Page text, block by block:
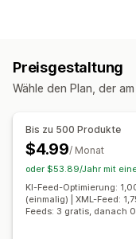
Feedübersetzung
Benutzerdefinierte
Bestellverwaltung
Fulfillment an
Einheitliches
Benutzerdefinierte
KI-Zuordnung
Benutzerdefinierte
Mehrere Währungen
Synchronisierung von
Feed-Management
Preisgestaltung
Wähle den Plan, der
Bis zu 500 Produkte
$4.99/ Monat
oder $53.89/Jahr mit
KI-Feed-Optimierung:
(einmalig) | XML-Feed:
Feeds: 3 gratis, danach